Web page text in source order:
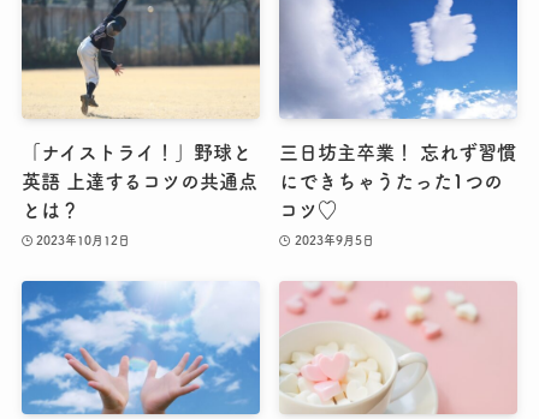
「ナイストライ！」野球と
英語 上達するコツの共通点
とは？
2023年10月12日
三日坊主卒業！ 忘れず習慣
にできちゃうたった1つの
コツ♡
2023年9月5日